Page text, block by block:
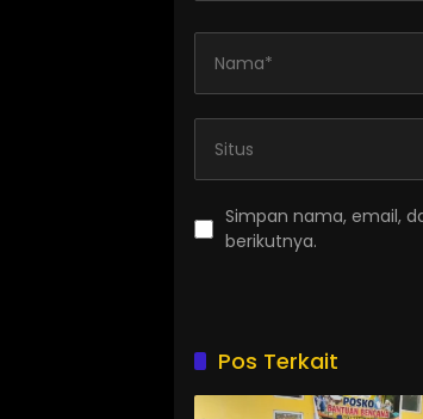
Simpan nama, email,
berikutnya.
Pos Terkait